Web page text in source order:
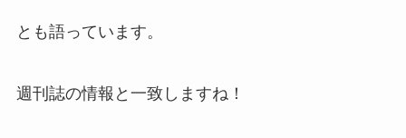
とも語っています。
週刊誌の情報と一致しますね！